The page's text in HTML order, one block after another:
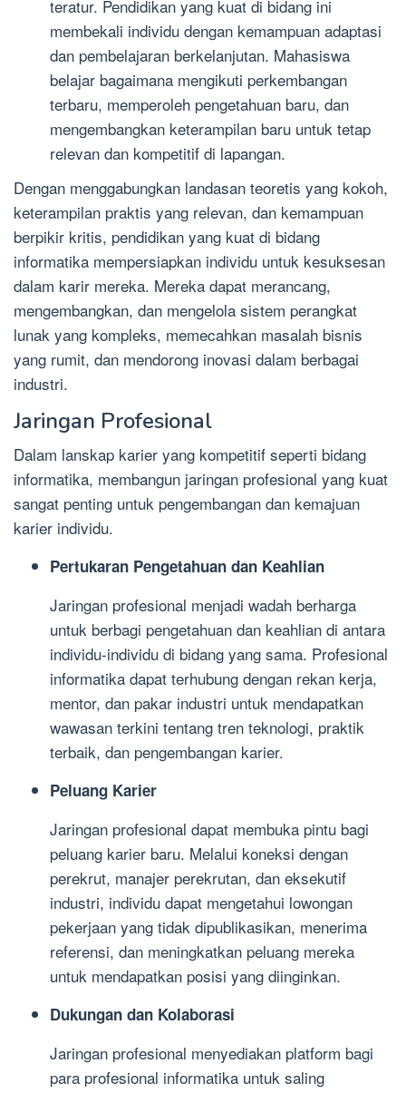
teratur. Pendidikan yang kuat di bidang ini
membekali individu dengan kemampuan adaptasi
dan pembelajaran berkelanjutan. Mahasiswa
belajar bagaimana mengikuti perkembangan
terbaru, memperoleh pengetahuan baru, dan
mengembangkan keterampilan baru untuk tetap
relevan dan kompetitif di lapangan.
Dengan menggabungkan landasan teoretis yang kokoh,
keterampilan praktis yang relevan, dan kemampuan
berpikir kritis, pendidikan yang kuat di bidang
informatika mempersiapkan individu untuk kesuksesan
dalam karir mereka. Mereka dapat merancang,
mengembangkan, dan mengelola sistem perangkat
lunak yang kompleks, memecahkan masalah bisnis
yang rumit, dan mendorong inovasi dalam berbagai
industri.
Jaringan Profesional
Dalam lanskap karier yang kompetitif seperti bidang
informatika, membangun jaringan profesional yang kuat
sangat penting untuk pengembangan dan kemajuan
karier individu.
Pertukaran Pengetahuan dan Keahlian
Jaringan profesional menjadi wadah berharga
untuk berbagi pengetahuan dan keahlian di antara
individu-individu di bidang yang sama. Profesional
informatika dapat terhubung dengan rekan kerja,
mentor, dan pakar industri untuk mendapatkan
wawasan terkini tentang tren teknologi, praktik
terbaik, dan pengembangan karier.
Peluang Karier
Jaringan profesional dapat membuka pintu bagi
peluang karier baru. Melalui koneksi dengan
perekrut, manajer perekrutan, dan eksekutif
industri, individu dapat mengetahui lowongan
pekerjaan yang tidak dipublikasikan, menerima
referensi, dan meningkatkan peluang mereka
untuk mendapatkan posisi yang diinginkan.
Dukungan dan Kolaborasi
Jaringan profesional menyediakan platform bagi
para profesional informatika untuk saling